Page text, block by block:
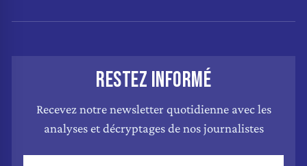
RESTEZ INFORMÉ
Recevez notre newsletter quotidienne avec les
analyses et décryptages de nos journalistes